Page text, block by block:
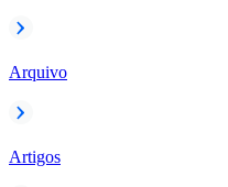
Arquivo
Artigos